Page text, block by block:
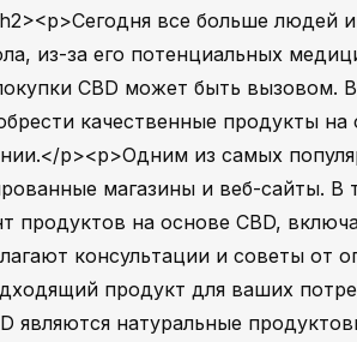
все больше людей
из-за его потенциальных
CBD может быть вызовом.
качественные продукты на
p><p>Одним из самых
магазины и веб-сайты.
продуктов на основе CBD,
консультации и советы от
продукт для ваших
являются натуральные